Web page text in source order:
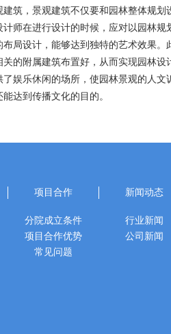
筑，景观建筑不仅要和园林整体规
师在进行设计的时候，应对以园林
局设计，能够达到独特的艺术效果
的附属建筑布置好，从而实现园林
娱乐休闲的场所，使园林景观的人
达到传播文化的目的。
项目合作
分院成立条件
项目合作优势
常见问题
新闻动态
行业新闻
公司新闻